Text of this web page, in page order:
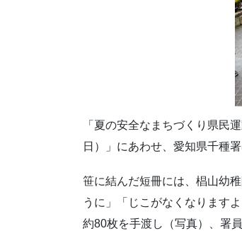
「夏の安全なまちづくり県民
日）」にあわせ、愛知県千種
笹に結んだ短冊には、椙山幼
うに」「じこがなくなります
約80枚を手渡し（写真）、署